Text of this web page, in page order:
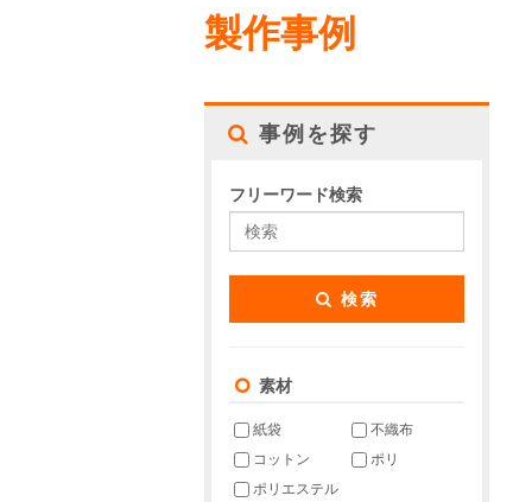
製作事例
事例を探す
フリーワード検索
検索
素材
紙袋
不織布
コットン
ポリ
ポリエステル